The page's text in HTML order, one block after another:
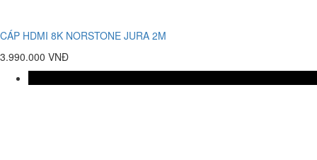
CÁP HDMI 8K NORSTONE JURA 2M
3.990.000 VNĐ